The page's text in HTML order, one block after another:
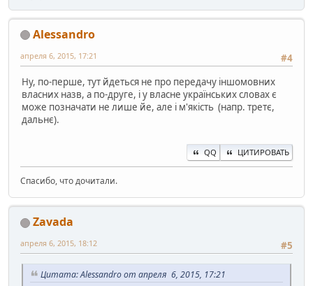
Alessandro
#4
апреля 6, 2015, 17:21
Ну, по-перше, тут йдеться не про передачу іншомовних
власних назв, а по-друге, і у власне українських словах є
може позначати не лише йе, але і м'якість (напр. третє,
дальнє).
QQ ЦИТИРОВАТЬ
Спасибо, что дочитали.
Zavada
#5
апреля 6, 2015, 18:12
Цитата: Alessandro от апреля 6, 2015, 17:21